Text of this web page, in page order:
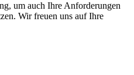
um auch Ihre Anforderungen
Wir freuen uns auf Ihre